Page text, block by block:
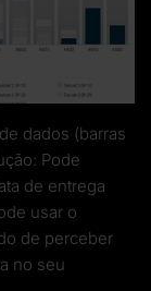
dados (barras
Pode
de entrega
usar o
de perceber
no seu